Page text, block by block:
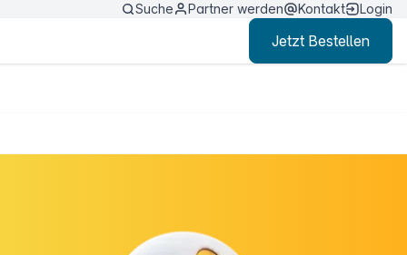
Suche Partner werden Kontakt Login
Jetzt Bestellen